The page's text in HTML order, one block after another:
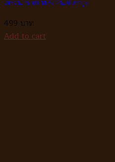
พระนาราย หลังยันต์นกยูง
499
Add to cart